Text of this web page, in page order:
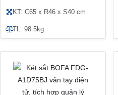
KT: C65 x R46 x S40 cm
TL: 98.5kg